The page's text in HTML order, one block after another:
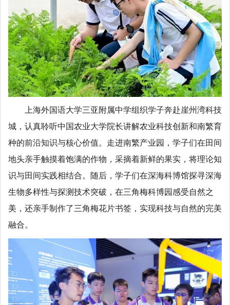
上海外国语大学三亚附属中学组织学子奔赴崖州湾科技
城，认真聆听中国农业大学院长讲解农业科技创新和南繁育
种的前沿知识与核心价值。走进南繁产业园，学子们在田间
地头亲手触摸着饱满的作物，采摘着新鲜的果实，将理论知
识与田间实践相结合。随后，学子们在深海科博馆探寻深海
生物多样性与探测技术突破，在三角梅科博园感受自然之
美，还亲手制作了三角梅花片书签，实现科技与自然的完美
融合。